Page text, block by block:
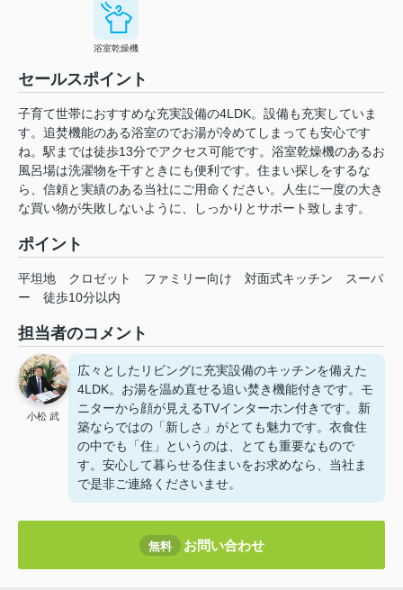
浴室乾燥機
セールスポイント
子育て世帯におすすめな充実設備の4LDK。設備も充実していま
す。追焚機能のある浴室のでお湯が冷めてしまっても安心です
ね。駅までは徒歩13分でアクセス可能です。浴室乾燥機のあるお
風呂場は洗濯物を干すときにも便利です。住まい探しをするな
ら、信頼と実績のある当社にご用命ください。人生に一度の大き
な買い物が失敗しないように、しっかりとサポート致します。
ポイント
平坦地 クロゼット ファミリー向け 対面式キッチン
スーパ
ー
徒歩10分以内
担当者のコメント
小松 武
広々としたリビングに充実設備のキッチンを備えた
4LDK。お湯を温め直せる追い焚き機能付きです。モ
ニターから顔が見えるTVインターホン付きです。新
築ならではの「新しさ」がとても魅力です。衣食住
の中でも「住」というのは、とても重要なもので
す。安心して暮らせる住まいをお求めなら、当社ま
で是非ご連絡くださいませ。
無料 お問い合わせ